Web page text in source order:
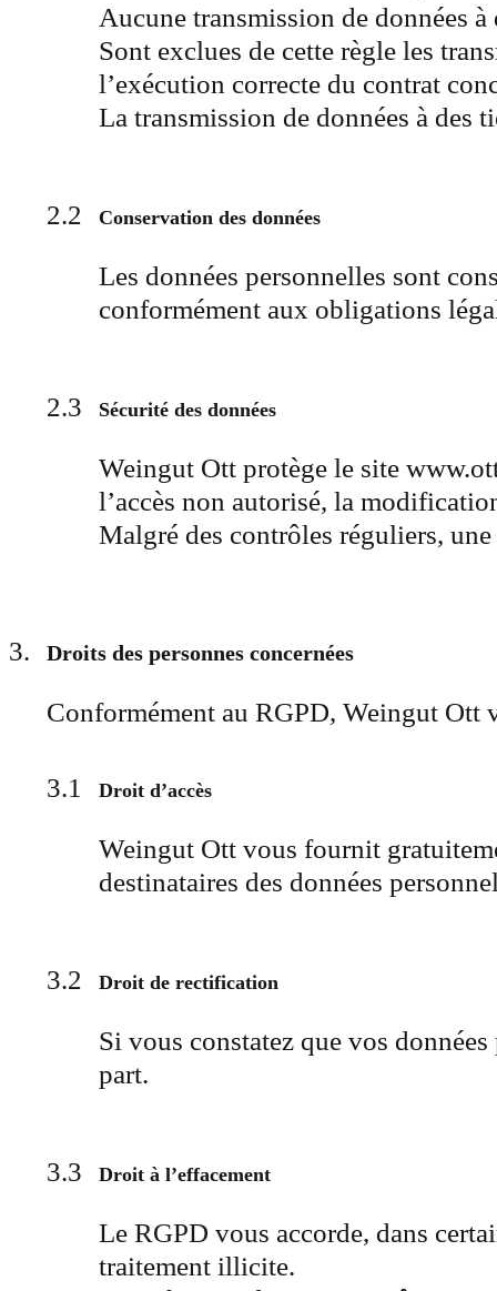
Aucune transmission de données à
Sont exclues de cette règle les
l’exécution correcte du contrat
La transmission de données à des
Conservation des données
Les données personnelles sont
conformément aux obligations
Sécurité des données
Weingut Ott protège le site
l’accès non autorisé, la
Malgré des contrôles réguliers,
Droits des personnes concernées
Conformément au RGPD, Weingut Ott
Droit d’accès
Weingut Ott vous fournit
destinataires des données
Droit de rectification
Si vous constatez que vos
part.
Droit à l’effacement
Le RGPD vous accorde, dans
traitement illicite.